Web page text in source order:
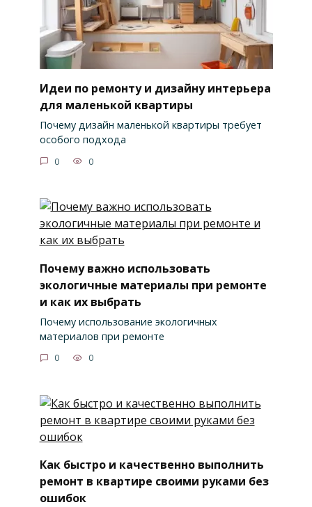
Идеи по ремонту и дизайну интерьера
для маленькой квартиры
Почему дизайн маленькой квартиры требует
особого подхода
0 0
Почему важно использовать
экологичные материалы при ремонте
и как их выбрать
Почему использование экологичных
материалов при ремонте
0 0
Как быстро и качественно выполнить
ремонт в квартире своими руками без
ошибок